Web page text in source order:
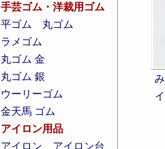
手芸ゴム・洋裁用ゴム
平ゴム
丸ゴム
ラメゴム
丸ゴム 金
丸ゴム 銀
ウーリーゴム
金天馬 ゴム
アイロン用品
アイロン
アイロン台